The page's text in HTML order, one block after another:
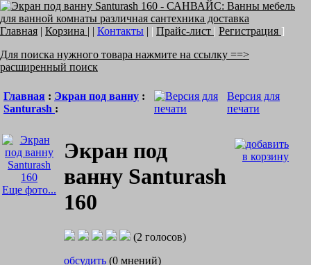
Главная | Корзина | | Контакты | | Прайс-лист | Регистрация ]
Для поиска нужного товара нажмите на ссылку ==>
расширенный поиск
Главная : Экран под ванну :
Santurash :
Версия для
печати
Еще фото...
Экран под
ванну Santurash
160
(2 голосов)
обсудить (0 мнений)